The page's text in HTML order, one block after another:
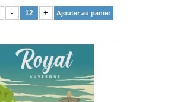
- + Ajouter au panier